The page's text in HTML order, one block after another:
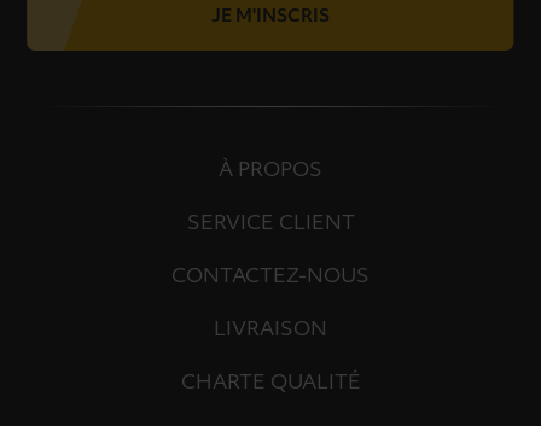
JE M'INSCRIS
À PROPOS
SERVICE CLIENT
CONTACTEZ-NOUS
LIVRAISON
CHARTE QUALITÉ